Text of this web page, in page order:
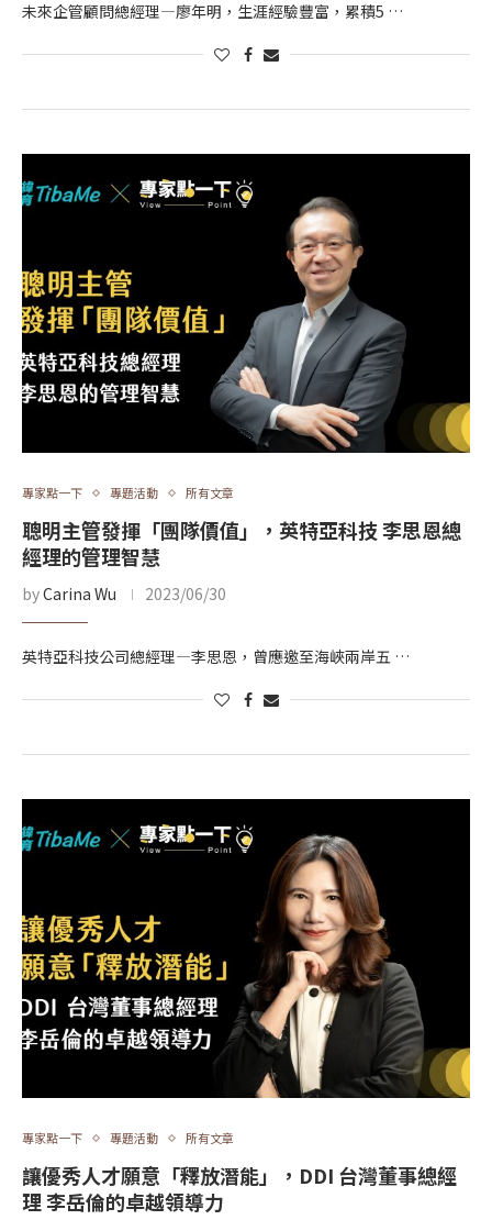
未來企管顧問總經理—廖年明，生涯經驗豐富，累積5 …
專家點一下 專題活動 所有文章
聰明主管發揮「團隊價值」，英特亞科技 李思恩總
經理的管理智慧
byCarina Wu 2023/06/30
英特亞科技公司總經理—李思恩，曾應邀至海峽兩岸五 …
專家點一下 專題活動 所有文章
讓優秀人才願意「釋放潛能」，DDI 台灣董事總經
理 李岳倫的卓越領導力